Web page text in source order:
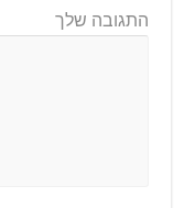
התגובה שלך